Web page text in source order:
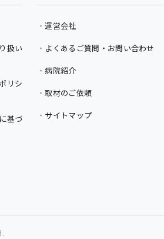
扱い
リシ
基づ
運営会社
よくあるご質問・お問い合わせ
病院紹介
取材のご依頼
サイトマップ